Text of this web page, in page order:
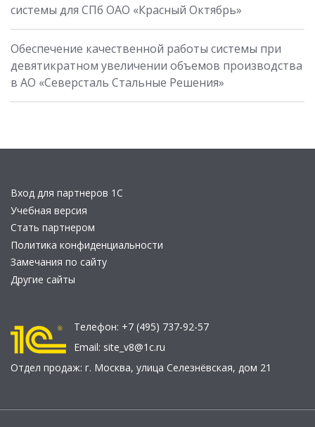
системы для СПб ОАО «Красный Октябрь»
Обеспечение качественной работы системы при
девятикратном увеличении объемов производства
в АО «Северсталь Стальные Решения»
Вход для партнеров 1С
Учебная версия
Стать партнером
Политика конфиденциальности
Замечания по сайту
Другие сайты
Телефон: +7 (495) 737-92-57
Email: site_v8@1c.ru
Отдел продаж: г. Москва, улица Селезнёвская, дом 21